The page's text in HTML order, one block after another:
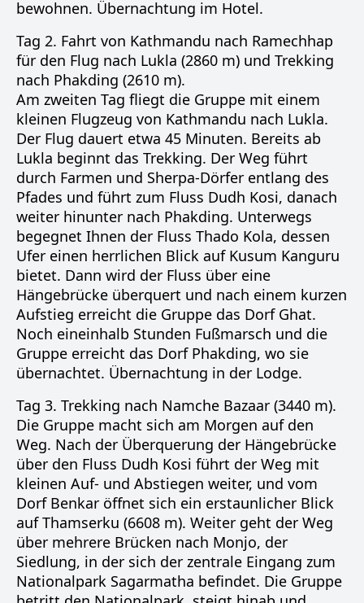
bewohnen. Übernachtung im Hotel.
Tag 2. Fahrt von Kathmandu nach Ramechhap
für den Flug nach Lukla (2860 m) und Trekking
nach Phakding (2610 m).
Am zweiten Tag fliegt die Gruppe mit einem
kleinen Flugzeug von Kathmandu nach Lukla.
Der Flug dauert etwa 45 Minuten. Bereits ab
Lukla beginnt das Trekking. Der Weg führt
durch Farmen und Sherpa-Dörfer entlang des
Pfades und führt zum Fluss Dudh Kosi, danach
weiter hinunter nach Phakding. Unterwegs
begegnet Ihnen der Fluss Thado Kola, dessen
Ufer einen herrlichen Blick auf Kusum Kanguru
bietet. Dann wird der Fluss über eine
Hängebrücke überquert und nach einem kurzen
Aufstieg erreicht die Gruppe das Dorf Ghat.
Noch eineinhalb Stunden Fußmarsch und die
Gruppe erreicht das Dorf Phakding, wo sie
übernachtet. Übernachtung in der Lodge.
Tag 3. Trekking nach Namche Bazaar (3440 m).
Die Gruppe macht sich am Morgen auf den
Weg. Nach der Überquerung der Hängebrücke
über den Fluss Dudh Kosi führt der Weg mit
kleinen Auf- und Abstiegen weiter, und vom
Dorf Benkar öffnet sich ein erstaunlicher Blick
auf Thamserku (6608 m). Weiter geht der Weg
über mehrere Brücken nach Monjo, der
Siedlung, in der sich der zentrale Eingang zum
Nationalpark Sagarmatha befindet. Die Gruppe